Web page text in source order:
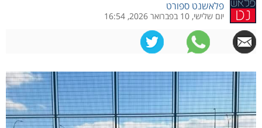
פלאשנט ספורט
יום שלישי, 10 בפברואר 2026, 16:54